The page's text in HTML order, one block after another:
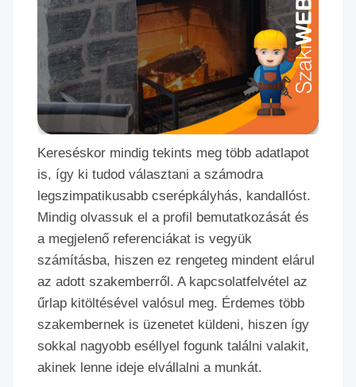
Kereséskor mindig tekints meg több adatlapot
is, így ki tudod választani a számodra
legszimpatikusabb cserépkályhás, kandallóst.
Mindig olvassuk el a profil bemutatkozását és
a megjelenő referenciákat is vegyük
számításba, hiszen ez rengeteg mindent elárul
az adott szakemberről. A kapcsolatfelvétel az
űrlap kitöltésével valósul meg. Érdemes több
szakembernek is üzenetet küldeni, hiszen így
sokkal nagyobb eséllyel fogunk találni valakit,
akinek lenne ideje elvállalni a munkát.